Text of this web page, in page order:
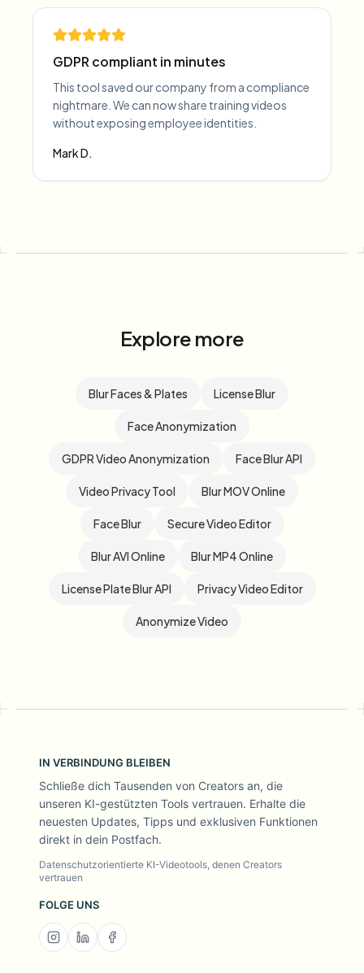
GDPR compliant in minutes
This tool saved our company from a compliance
nightmare. We can now share training videos
without exposing employee identities.
Mark D.
Explore more
Blur Faces & Plates License Blur
Face Anonymization
GDPR Video Anonymization Face Blur API
Video Privacy Tool Blur MOV Online
Face Blur Secure Video Editor
Blur AVI Online Blur MP4 Online
License Plate Blur API Privacy Video Editor
Anonymize Video
IN VERBINDUNG BLEIBEN
Schließe dich Tausenden von Creators an, die
unseren KI-gestützten Tools vertrauen. Erhalte die
neuesten Updates, Tipps und exklusiven Funktionen
direkt in dein Postfach.
Datenschutzorientierte KI-Videotools, denen Creators
vertrauen
FOLGE UNS